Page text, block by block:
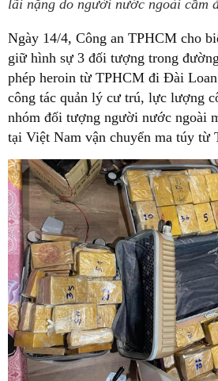
lãi nặng do người nước ngoài cầm
Ngày 14/4, Công an TPHCM cho
giữ hình sự 3 đối tượng trong
phép heroin từ TPHCM đi Đài
công tác quản lý cư trú, lực lượng
nhóm đối tượng người nước ngoài
tại Việt Nam vận chuyển ma túy